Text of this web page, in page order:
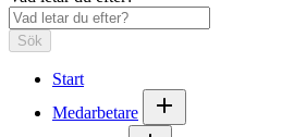
Sök
Start
Medarbetare